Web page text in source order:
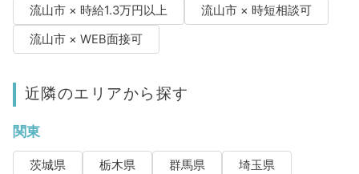
流山市 × 時給1.3万円以上
流山市 × 時短相談可
流山市 × WEB面接可
近隣のエリアから探す
関東
茨城県 栃木県 群馬県
埼玉県